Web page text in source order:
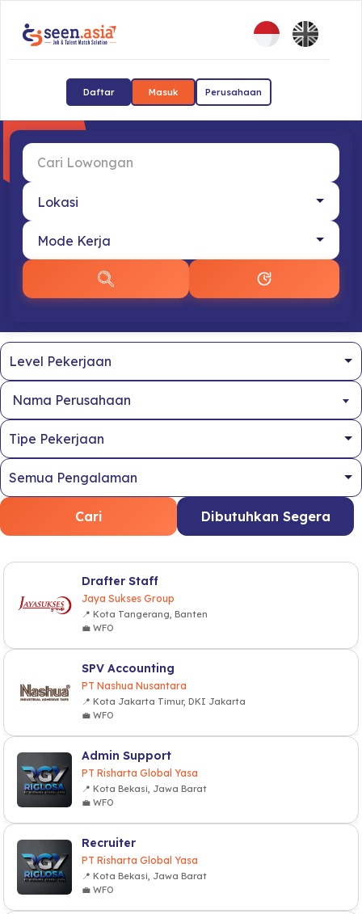
Daftar Masuk Perusahaan
Nama Perusahaan
Cari Dibutuhkan Segera
Drafter Staff
Jaya Sukses Group
📍 Kota Tangerang, Banten
💼 WFO
SPV Accounting
PT Nashua Nusantara
📍 Kota Jakarta Timur, DKI Jakarta
💼 WFO
Admin Support
PT Risharta Global Yasa
📍 Kota Bekasi, Jawa Barat
💼 WFO
Recruiter
PT Risharta Global Yasa
📍 Kota Bekasi, Jawa Barat
💼 WFO